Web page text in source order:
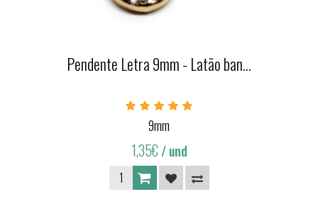
Pendente Letra 9mm - Latão ban...
9mm
1,35€/ und